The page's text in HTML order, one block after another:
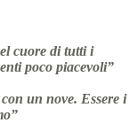
cuore di tutti i
poco piacevoli”
un nove. Essere i